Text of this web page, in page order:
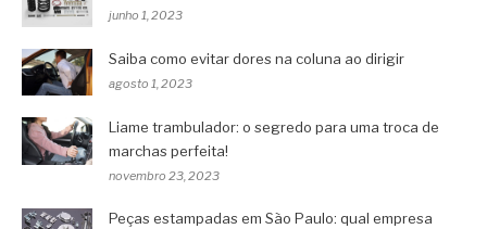
junho 1, 2023
Saiba como evitar dores na coluna ao dirigir
agosto 1, 2023
Liame trambulador: o segredo para uma troca de
marchas perfeita!
novembro 23, 2023
Peças estampadas em São Paulo: qual empresa